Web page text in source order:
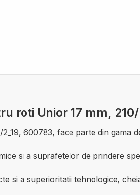
roti Unior 17 mm,
600783, face parte din
si a suprafetelor de prindere
si a superioritatii tehnologice,